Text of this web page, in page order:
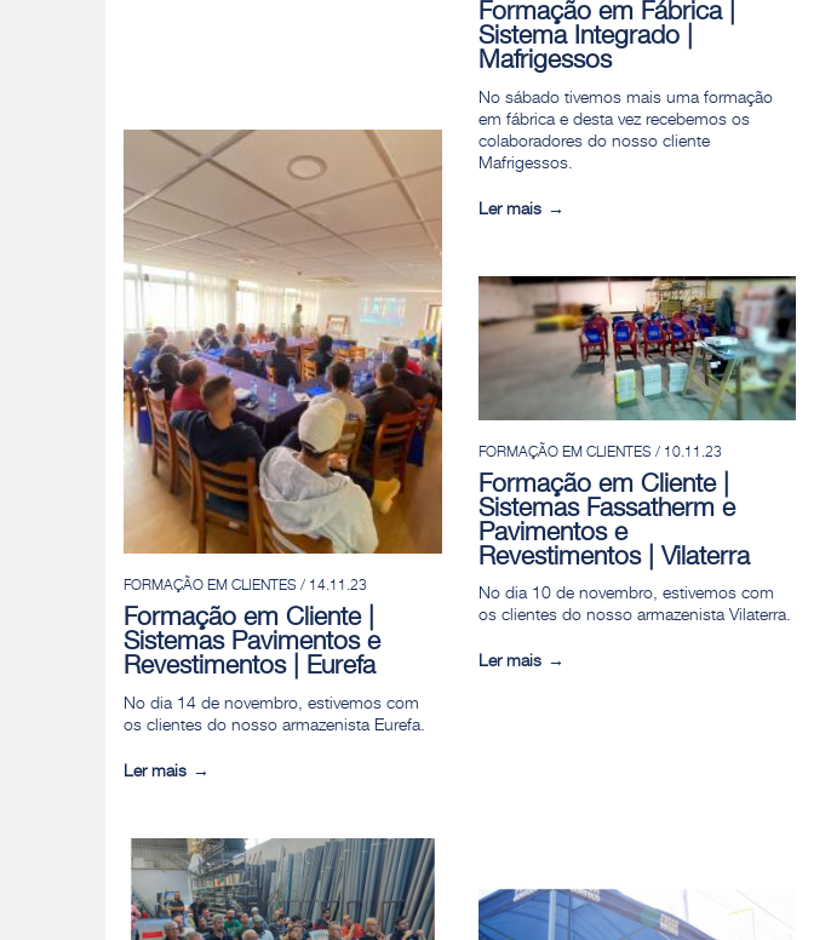
Formação em Fábrica |
Sistema Integrado |
Mafrigessos
No sábado tivemos mais uma formação
em fábrica e desta vez recebemos os
colaboradores do nosso cliente
Mafrigessos.
Ler mais
FORMAÇÃO EM CLIENTES / 14.11.23
Formação em Cliente |
Sistemas Pavimentos e
Revestimentos | Eurefa
No dia 14 de novembro, estivemos com
os clientes do nosso armazenista Eurefa.
Ler mais
FORMAÇÃO EM CLIENTES / 10.11.23
Formação em Cliente |
Sistemas Fassatherm e
Pavimentos e
Revestimentos | Vilaterra
No dia 10 de novembro, estivemos com
os clientes do nosso armazenista Vilaterra.
Ler mais